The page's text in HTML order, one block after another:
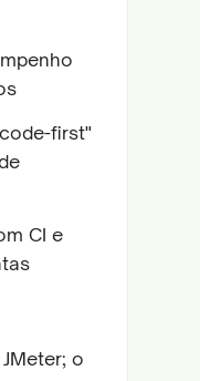
first"
CI e
o